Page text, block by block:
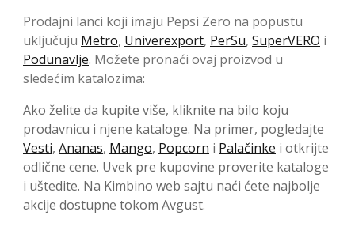
Prodajni lanci koji imaju Pepsi Zero na popustu
uključuju Metro, Univerexport, PerSu, SuperVERO i
Podunavlje. Možete pronaći ovaj proizvod u
sledećim katalozima:
Ako želite da kupite više, kliknite na bilo koju
prodavnicu i njene kataloge. Na primer, pogledajte
Vesti, Ananas, Mango, Popcorn i Palačinke i otkrijte
odlične cene. Uvek pre kupovine proverite kataloge
i uštedite. Na Kimbino web sajtu naći ćete najbolje
akcije dostupne tokom Avgust.